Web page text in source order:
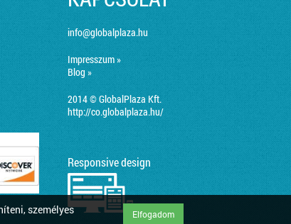
személyes
Elfogadom
info@globalplaza.hu
Impresszum »
Blog »
2014 © GlobalPlaza Kft.
http://co.globalplaza.hu/
Responsive design